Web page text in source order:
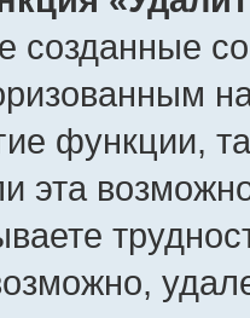
созданные
функции,
эта